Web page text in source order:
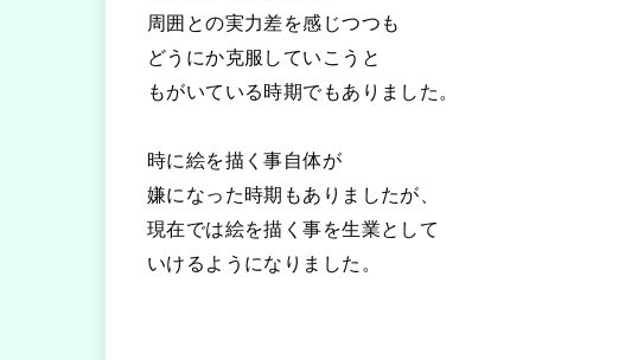
周囲との実力差を感じつつも
どうにか克服していこうと
もがいている時期でもありました。
時に絵を描く事自体が
嫌になった時期もありましたが、
現在では絵を描く事を生業として
いけるようになりました。